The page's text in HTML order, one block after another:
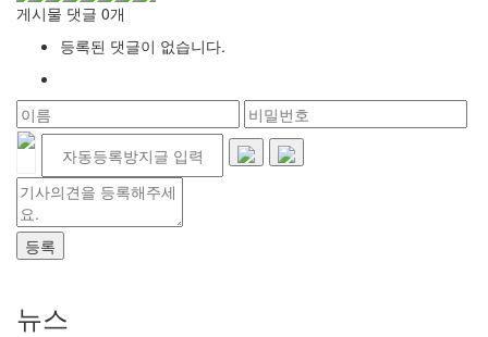
게시물 댓글 0개
등록된 댓글이 없습니다.
등록
뉴스